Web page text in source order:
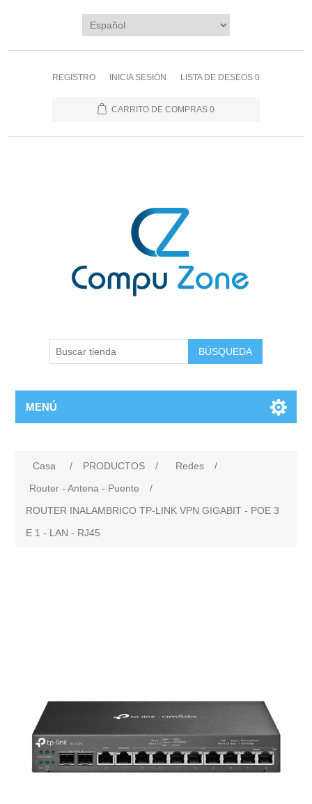
REGISTRO INICIA SESIÓN LISTA DE DESEOS 0
CARRITO DE COMPRAS 0
BÚSQUEDA
MENÚ
Casa / PRODUCTOS / Redes
/
Router - Antena - Puente
/
ROUTER INALAMBRICO TP-LINK VPN GIGABIT - POE 3
E 1 - LAN - RJ45